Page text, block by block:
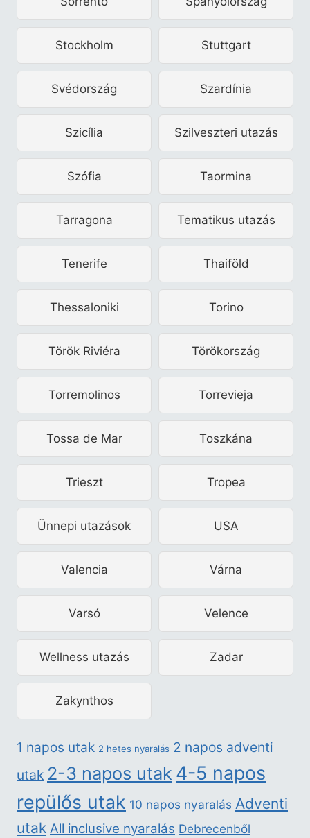
Stockholm Stuttgart
Svédország Szardínia
Szicília Szilveszteri utazás
Szófia Taormina
Tarragona Tematikus utazás
Tenerife Thaiföld
Thessaloniki Torino
Török Riviéra Törökország
Torremolinos Torrevieja
Tossa de Mar Toszkána
Trieszt Tropea
Ünnepi utazások USA
Valencia Várna
Varsó Velence
Wellness utazás Zadar
Zakynthos
1 napos utak 2 hetes nyaralás 2 napos adventi
utak 2-3 napos utak4-5 napos
repülős utak 10 napos nyaralás Adventi
utak All inclusive nyaralás Debrecenből